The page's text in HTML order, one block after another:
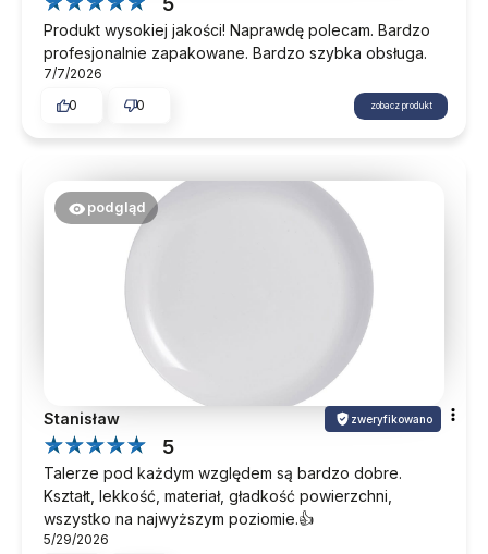
Produkt wysokiej jakości! Naprawdę polecam. Bardzo
profesjonalnie zapakowane. Bardzo szybka obsługa.
7/7/2026
0
0 zobacz produkt
podgląd
Stanisław zweryfikowano
5
Talerze pod każdym względem są bardzo dobre.
Kształt, lekkość, materiał, gładkość powierzchni,
wszystko na najwyższym poziomie.👍️
5/29/2026